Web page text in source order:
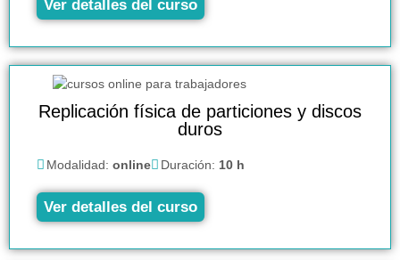
Ver detalles del curso
Replicación física de particiones y discos
duros
Modalidad: online Duración: 10 h
Ver detalles del curso